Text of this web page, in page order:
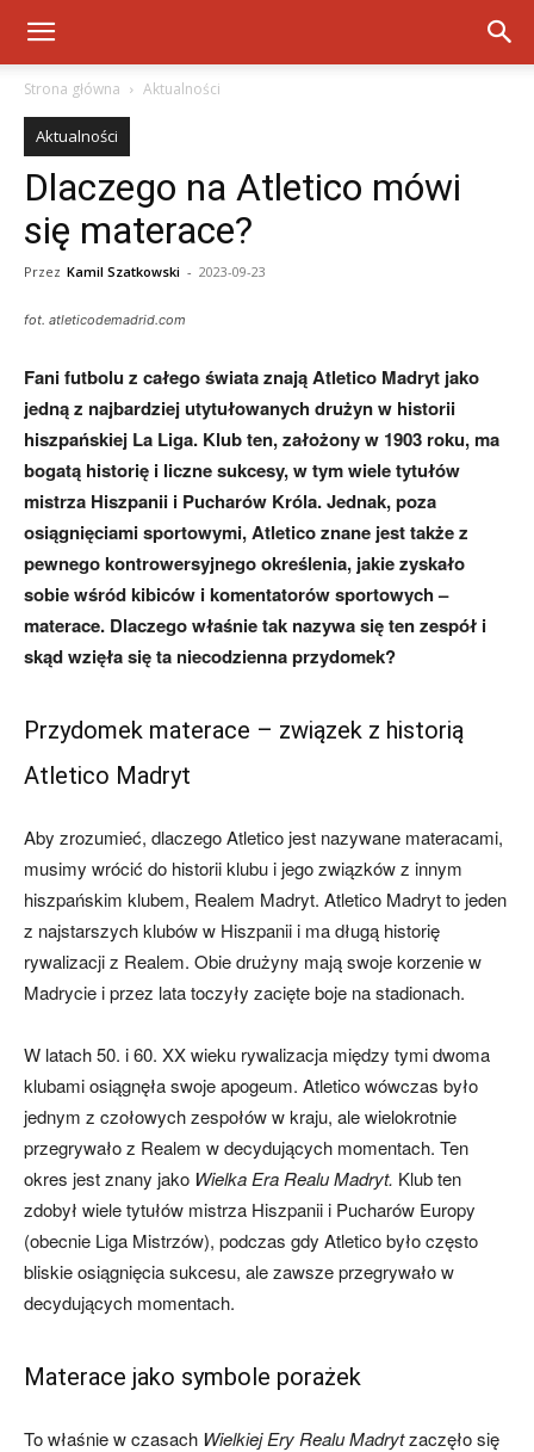
Strona główna Aktualności
Aktualności
Dlaczego na Atletico mówi
się materace?
Przez Kamil Szatkowski - 2023-09-23
fot. atleticodemadrid.com
Fani futbolu z całego świata znają Atletico Madryt jako
jedną z najbardziej utytułowanych drużyn w historii
hiszpańskiej La Liga. Klub ten, założony w 1903 roku, ma
bogatą historię i liczne sukcesy, w tym wiele tytułów
mistrza Hiszpanii i Pucharów Króla. Jednak, poza
osiągnięciami sportowymi, Atletico znane jest także z
pewnego kontrowersyjnego określenia, jakie zyskało
sobie wśród kibiców i komentatorów sportowych –
materace. Dlaczego właśnie tak nazywa się ten zespół i
skąd wzięła się ta niecodzienna przydomek?
Przydomek materace – związek z historią
Atletico Madryt
Aby zrozumieć, dlaczego Atletico jest nazywane materacami,
musimy wrócić do historii klubu i jego związków z innym
hiszpańskim klubem, Realem Madryt. Atletico Madryt to jeden
z najstarszych klubów w Hiszpanii i ma długą historię
rywalizacji z Realem. Obie drużyny mają swoje korzenie w
Madrycie i przez lata toczyły zacięte boje na stadionach.
W latach 50. i 60. XX wieku rywalizacja między tymi dwoma
klubami osiągnęła swoje apogeum. Atletico wówczas było
jednym z czołowych zespołów w kraju, ale wielokrotnie
przegrywało z Realem w decydujących momentach. Ten
okres jest znany jako Wielka Era Realu Madryt. Klub ten
zdobył wiele tytułów mistrza Hiszpanii i Pucharów Europy
(obecnie Liga Mistrzów), podczas gdy Atletico było często
bliskie osiągnięcia sukcesu, ale zawsze przegrywało w
decydujących momentach.
Materace jako symbole porażek
To właśnie w czasach Wielkiej Ery Realu Madrytzaczęło się